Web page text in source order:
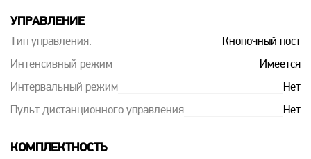
УПРАВЛЕНИЕ
Тип управления: Кнопочный пост
Интенсивный режим Имеется
Интервальный режим Нет
Пульт дистанционного управления Нет
КОМПЛЕКТНОСТЬ